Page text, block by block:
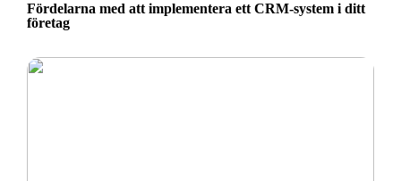
Fördelarna med att implementera ett CRM-system i ditt
företag